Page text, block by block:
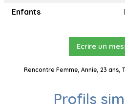
Enfants
Ecrire un
Rencontre Femme, Annie, 23 ans,
Profils